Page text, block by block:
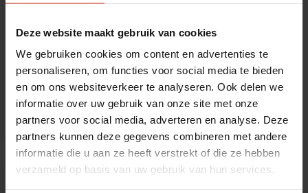
Deze website maakt gebruik van cookies
We gebruiken cookies om content en advertenties te
personaliseren, om functies voor social media te bieden
en om ons websiteverkeer te analyseren. Ook delen we
informatie over uw gebruik van onze site met onze
partners voor social media, adverteren en analyse. Deze
partners kunnen deze gegevens combineren met andere
informatie die u aan ze heeft verstrekt of die ze hebben
verzameld op basis van uw gebruik van hun services.
Batería
€793,93